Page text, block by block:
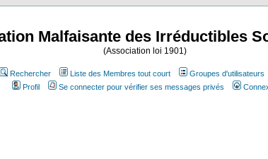
Malfaisante des Irréductibles
(Association loi 1901)
Rechercher Liste des Membres tout court Groupes d'utilisateurs
Profil
Se connecter pour vérifier ses messages privés